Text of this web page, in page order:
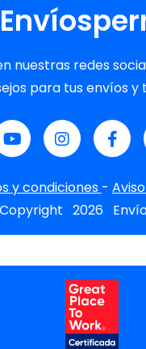
nuestras redes
para tus envíos y
y condiciones -
2026